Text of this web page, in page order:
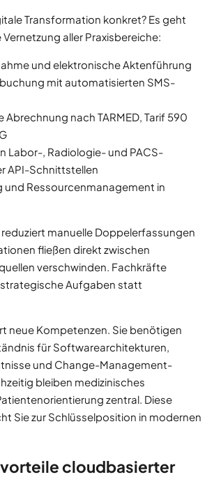
Transformation konkret? Es geht
aller Praxisbereiche:
und elektronische Aktenführung
mit automatisierten SMS-
nach TARMED, Tarif 590
Labor-, Radiologie- und PACS-
API-Schnittstellen
und Ressourcenmanagement in
manuelle Doppelerfassungen
fließen direkt zwischen
verschwinden. Fachkräfte
Aufgaben statt
neue Kompetenzen. Sie benötigen
für Softwarearchitekturen,
und Change-Management-
bleiben medizinisches
zentral. Diese
Sie zur Schlüsselposition in modernen
vorteile cloudbasierter